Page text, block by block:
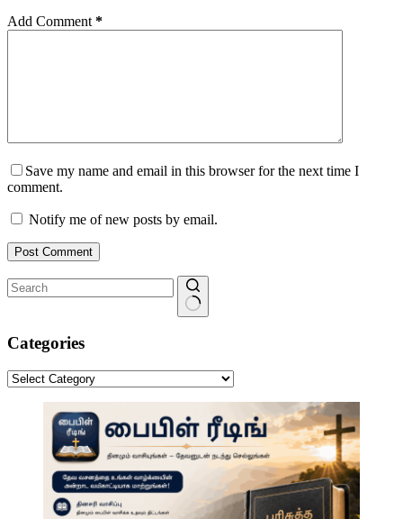
Add Comment *
Save my name and email in this browser for the next time I
comment.
Notify me of new posts by email.
Post Comment
results
Categories
Categories